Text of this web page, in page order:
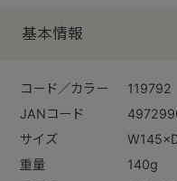
基本情報
コード／カラー
119792
JANコード
サイズ
重量
140g